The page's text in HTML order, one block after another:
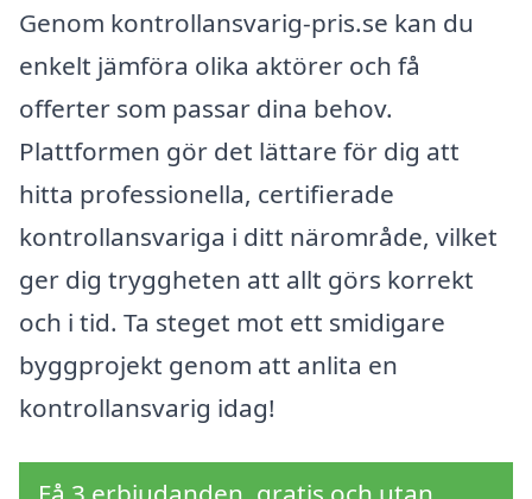
Genom kontrollansvarig-pris.se kan du
enkelt jämföra olika aktörer och få
offerter som passar dina behov.
Plattformen gör det lättare för dig att
hitta professionella, certifierade
kontrollansvariga i ditt närområde, vilket
ger dig tryggheten att allt görs korrekt
och i tid. Ta steget mot ett smidigare
byggprojekt genom att anlita en
kontrollansvarig idag!